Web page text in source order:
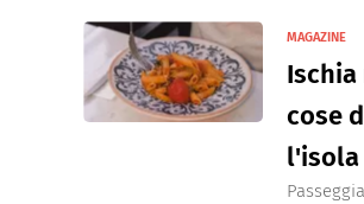
Piatti unici
Contorni
Formaggi
Festa
Natale
MAGAZINE
Ischia
cose
l'isola